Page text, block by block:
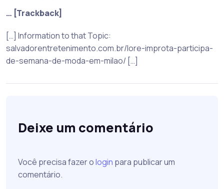
… [Trackback]
[…] Information to that Topic:
salvadorentretenimento.com.br/lore-improta-participa-
de-semana-de-moda-em-milao/ […]
Deixe um comentário
Você precisa fazer ologin para publicar um
comentário.